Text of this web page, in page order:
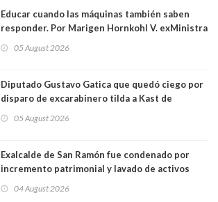
Educar cuando las máquinas también saben
responder. Por Marigen Hornkohl V. exMinistra
05 August 2026
Diputado Gustavo Gatica que quedó ciego por
disparo de excarabinero tilda a Kast de
absolución del exuniformado. Presidente DC
05 August 2026
Exalcalde de San Ramón fue condenado por
incremento patrimonial y lavado de activos
04 August 2026